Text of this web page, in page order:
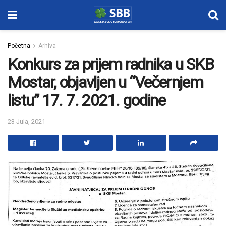
Početna Arhiva
Konkurs za prijem radnika u SKB
Mostar, objavljen u “Večernjem
listu” 17. 7. 2021. godine
23 Jula, 2021